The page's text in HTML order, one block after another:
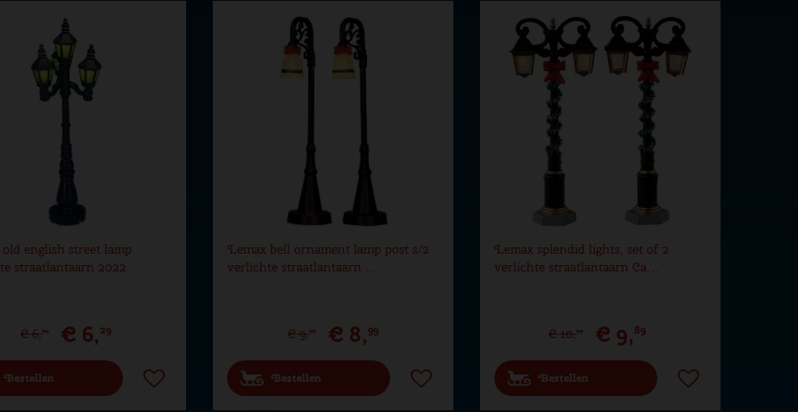
english street lamp
straatlantaarn 2022
€ 6,99 € 6,29
Bestellen
Lemax bell ornament lamp post s/2
verlichte straatlantaarn …
€ 9,99 € 8,99
Bestellen
Lemax splendid lights, set of 2
verlichte straatlantaarn Ca…
€ 10,99 € 9,89
Bestellen